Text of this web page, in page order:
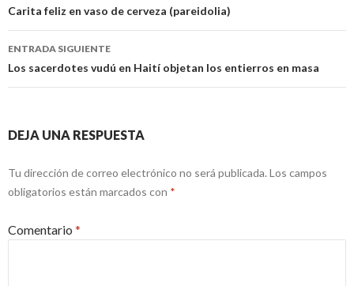
de
entradas
Carita feliz en vaso de cerveza (pareidolia)
ENTRADA SIGUIENTE
Los sacerdotes vudú en Haití objetan los entierros en masa
DEJA UNA RESPUESTA
Tu dirección de correo electrónico no será publicada. Los campos
obligatorios están marcados con *
Comentario *